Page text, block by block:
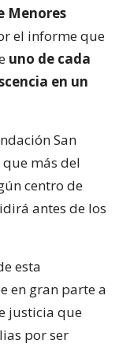
Menores
el informe que
uno de cada
en un
San
más del
centro de
antes de los
esta
en gran parte a
justicia que
por ser